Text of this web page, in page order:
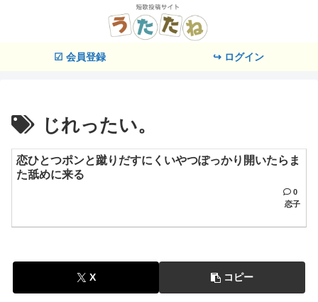
☑ 会員登録 ↪ ログイン
じれったい。
恋ひとつポンと蹴りだすにくいやつぽっかり開いたらま
た舐めに来る
0
恋子
X コピー